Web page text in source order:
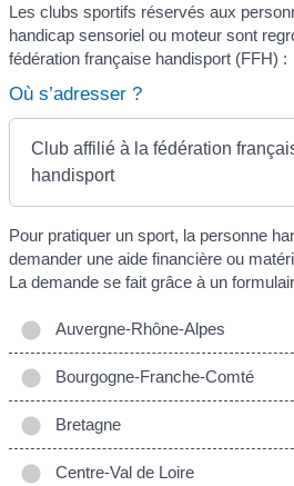
Les clubs sportifs réservés aux
handicap sensoriel ou moteur sont
fédération française handisport (FFH) :
Où s’adresser ?
Club affilié à la fédération
handisport
Pour pratiquer un sport, la personne
demander une aide financière ou
La demande se fait grâce à un
Auvergne-Rhône-Alpes
Bourgogne-Franche-Comté
Bretagne
Centre-Val de Loire